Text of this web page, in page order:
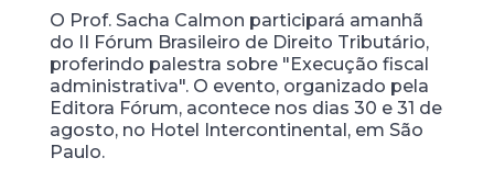
O Prof. Sacha Calmon participará amanhã
do II Fórum Brasileiro de Direito Tributário,
proferindo palestra sobre "Execução fiscal
administrativa". O evento, organizado pela
Editora Fórum, acontece nos dias 30 e 31 de
agosto, no Hotel Intercontinental, em São
Paulo.